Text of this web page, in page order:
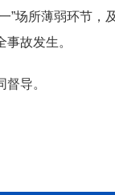
”场所薄弱环节，
故发生。
导。